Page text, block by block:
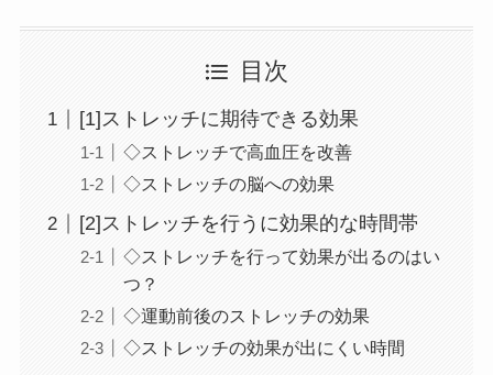
目次
[1]ストレッチに期待できる効果
◇ストレッチで高血圧を改善
◇ストレッチの脳への効果
[2]ストレッチを行うに効果的な時間帯
◇ストレッチを行って効果が出るのはい
つ？
◇運動前後のストレッチの効果
◇ストレッチの効果が出にくい時間